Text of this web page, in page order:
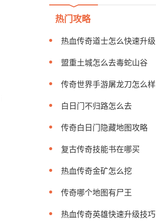
热门攻略
热血传奇道士怎么快速升级
盟重土城怎么去毒蛇山谷
传奇世界手游屠龙刀怎么样
白日门不归路怎么去
传奇白日门隐藏地图攻略
复古传奇技能书在哪买
热血传奇金矿怎么挖
传奇哪个地图有尸王
热血传奇英雄快速升级技巧